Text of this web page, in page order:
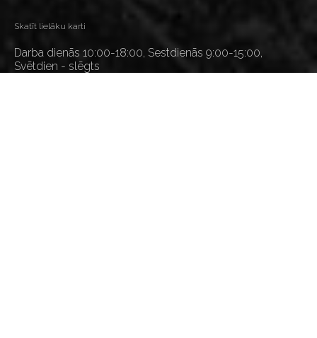
Skatīt lielāku karti
Darba dienās 10:00-18:00, Sestdienās 9:00-15:00,
Svētdien - slēgts